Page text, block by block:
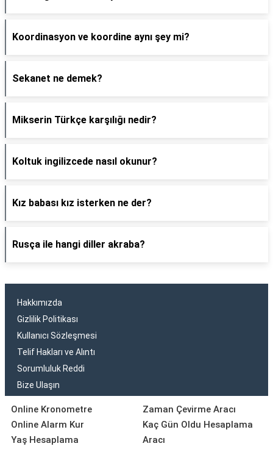
Koordinasyon ve koordine aynı şey mi?
Sekanet ne demek?
Mikserin Türkçe karşılığı nedir?
Koltuk ingilizcede nasıl okunur?
Kız babası kız isterken ne der?
Rusça ile hangi diller akraba?
Hakkımızda
Gizlilik Politikası
Kullanıcı Sözleşmesi
Telif Hakları ve Alıntı
Sorumluluk Reddi
Bize Ulaşın
Online Kronometre
Online Alarm Kur
Yaş Hesaplama
Zaman Çevirme Aracı
Kaç Gün Oldu Hesaplama
Aracı